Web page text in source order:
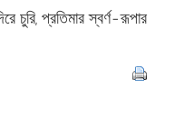
চুরি, প্রতিমার স্বর্ণ-রূপার